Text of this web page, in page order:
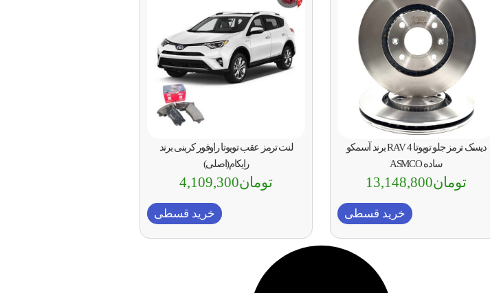
دیسک ترمز جلو تویوتا RAV 4 برند آسمکو
ساده ASMCO
تومان13,148,800
خرید قسطی
لنت ترمز عقب تویوتا راوفور کربنی برند
رایکام(اصلی)
تومان4,109,300
خرید قسطی